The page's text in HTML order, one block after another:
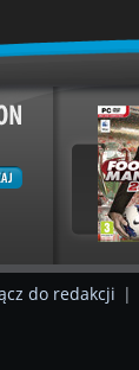
do redakcji |